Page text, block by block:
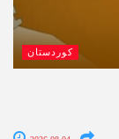
کوردستان